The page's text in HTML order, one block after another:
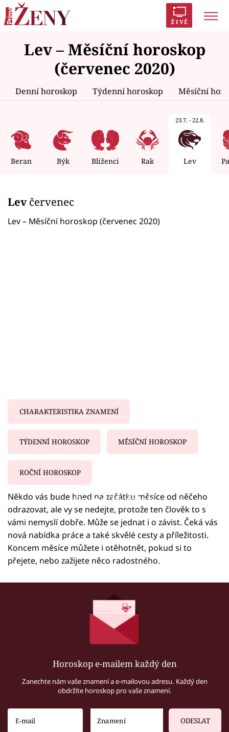
ŽIVĚ
Trendy: Polabí Inspekce Prostřeno!
AYTO?
Zrádci Proměny
Témata
Celebrity
Seriály
Sledujte nás
Lev – Měsíční horoskop
(červenec 2020)
Denní horoskop Týdenní horoskop Měsíční
Beran Býk Blíženci Rak
23.7. - 22.8.
Lev
Levčervenec
Lev – Měsíční horoskop (červenec 2020)
CHARAKTERISTIKA ZNAMENÍ
TÝDENNÍ HOROSKOP MĚSÍČNÍ HOROSKOP
ROČNÍ HOROSKOP
Failed to fetch
Někdo vás bude hned na začátku měsíce od něčeho
odrazovat, ale vy se nedejte, protože ten člověk to s
vámi nemyslí dobře. Může se jednat i o závist. Čeká vás
nová nabídka práce a také skvělé cesty a příležitosti.
Koncem měsíce můžete i otěhotnět, pokud si to
přejete, nebo zažijete něco radostného.
Horoskop e-mailem každý den
Zanechte nám vaše znamení a e-mailovou adresu. Každý den
obdržíte horoskop pro vaše znamení.
ODESLAT